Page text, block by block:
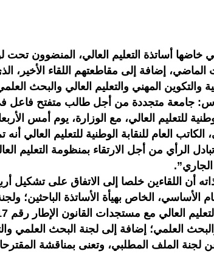
خاضها أساتذة التعليم العالي، المنضوون تحت
الماضي، إضافة إلى مقاطعتهم اللقاء الأخير،
والتكوين المهني والتعليم العالي والبحث
جامعة متجددة من أجل طالب متفتح فاعل
للتعليم العالي، مع الوزارة، يوم أمس
العام للنقابة الوطنية للتعليم العالي
الرأي من أجل الارتقاء بمنظومة التعليم
أن اللقاءين خلصا إلى الاتفاق على تشكيل
الأساسي، الخاص بهيأة الأساتذة الباحثين؛
والبحث العلمي؛ إضافة إلى لجنة البحث العلمي
لجنة الملف المطلبي، وتعنى بمناقشة